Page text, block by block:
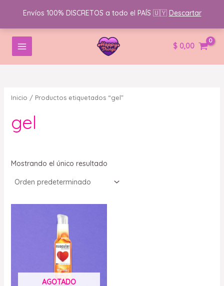
Envíos 100% DISCRETOS a todo el PAÍS 🇺🇾 Descartar
contenido
MAIN
MENU
$ 0,00
B
s
p
o
:
Inicio / Productos etiquetados “gel”
gel
Mostrando el único resultado
AGOTADO